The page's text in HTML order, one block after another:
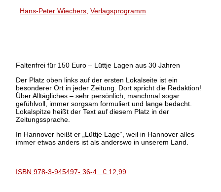
Hans-Peter Wiechers Verlagsprogramm
Faltenfrei für 150 Euro – Lüttje Lagen aus 30 Jahren
Der Platz oben links auf der ersten Lokalseite ist ein
besonderer Ort in jeder Zeitung. Dort spricht die Redaktion!
Über Alltägliches – sehr persönlich, manchmal sogar
gefühlvoll, immer sorgsam formuliert und lange bedacht.
Lokalspitze heißt der Text auf diesem Platz in der
Zeitungssprache.
In Hannover heißt er „Lüttje Lage“, weil in Hannover alles
immer etwas anders ist als anderswo in unserem Land.
ISBN 978-3-945497- 36-4 € 12,99